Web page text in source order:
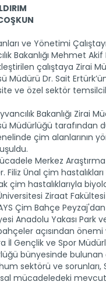
ve Yönetimi Çalıştayı
Bakanlığı Mehmet
çalıştaya Zirai
Müdürü Dr. Sait Ertürk’ün
ve özel sektör
Bakanlığı Zirai
Müdürlüğü tarafından
çim alanlarının
Merkez
Filiz Ünal çim
çim hastalıklarıyla
Ziraat
Çim Bahçe
Anadolu Yakası
açısından
İl Gençlik ve Spor
bünyesinde
sektörü ve
mücadeledeki